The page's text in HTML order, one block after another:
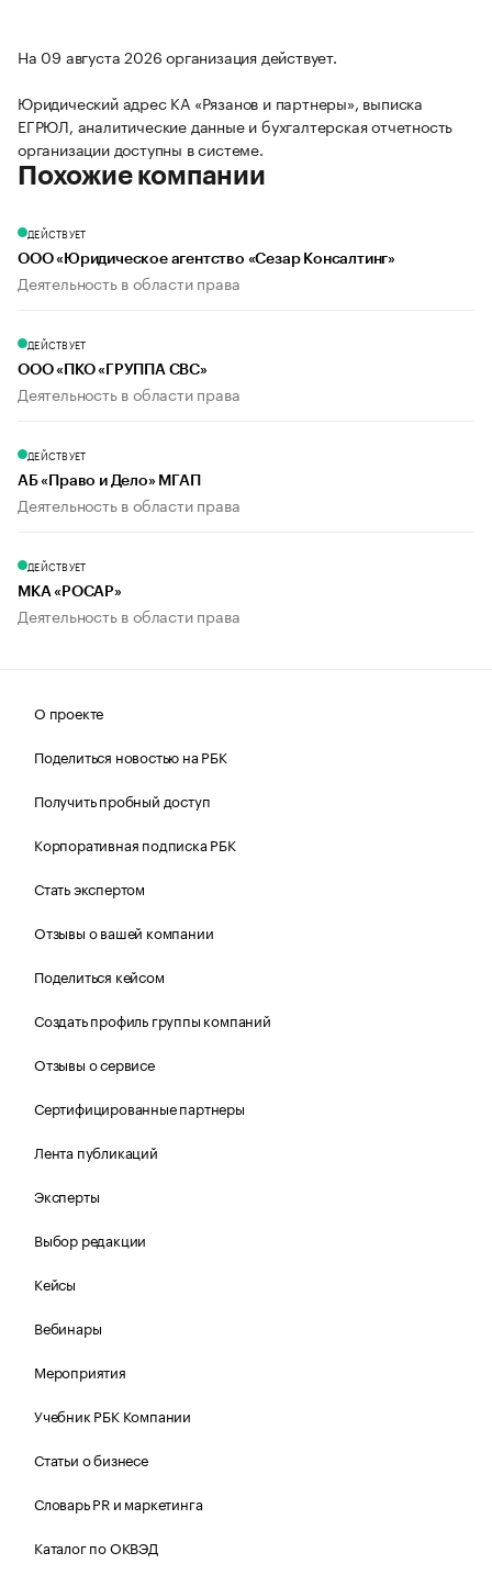
На 09 августа 2026 организация действует.
Юридический адрес КА «Рязанов и партнеры», выписка
ЕГРЮЛ, аналитические данные и бухгалтерская отчетность
организации доступны в системе.
Похожие компании
ДЕЙСТВУЕТ
ООО «Юридическое агентство «Сезар Консалтинг»
Деятельность в области права
ДЕЙСТВУЕТ
ООО «ПКО «ГРУППА СВС»
Деятельность в области права
ДЕЙСТВУЕТ
АБ «Право и Дело» МГАП
Деятельность в области права
ДЕЙСТВУЕТ
МКА «РОСАР»
Деятельность в области права
О проекте
Поделиться новостью на РБК
Получить пробный доступ
Корпоративная подписка РБК
Стать экспертом
Отзывы о вашей компании
Поделиться кейсом
Создать профиль группы компаний
Отзывы о сервисе
Сертифицированные партнеры
Лента публикаций
Эксперты
Выбор редакции
Кейсы
Вебинары
Мероприятия
Учебник РБК Компании
Статьи о бизнесе
Словарь PR и маркетинга
Каталог по ОКВЭД